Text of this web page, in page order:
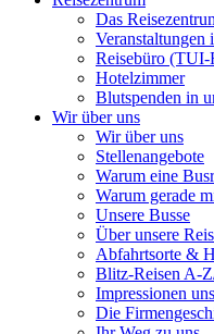
Das
Veranstaltungen
Reisebüro (TUI-
Hotelzimmer
Blutspenden in
Wir über uns
Wir über uns
Stellenangebote
Warum eine
Warum gerade
Unsere Busse
Über unsere
Abfahrtsorte &
Blitz-Reisen A-
Impressionen
Die